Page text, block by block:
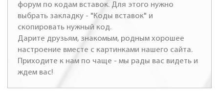
форум по кодам вставок. Для этого нужно
выбрать закладку - "Коды вставок" и
скопировать нужный код.
Дарите друзьям, знакомым, родным хорошее
настроение вместе с картинками нашего сайта.
Приходите к нам по чаще - мы рады вас видеть и
ждем вас!